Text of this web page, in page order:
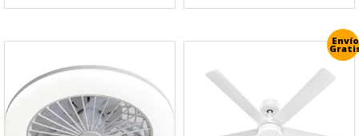
Envío